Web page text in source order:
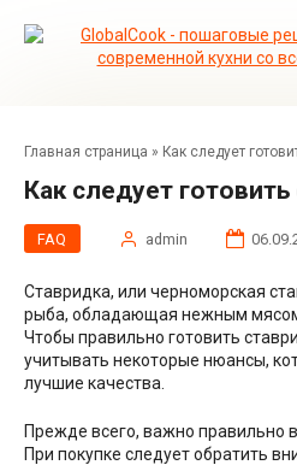
Главная страница » Как следует
Как следует
FAQ admin
Ставридка, или черноморская
рыба, обладающая нежным
Чтобы правильно готовить
учитывать некоторые нюансы,
лучшие качества.
Прежде всего, важно правильно
При покупке следует обратить